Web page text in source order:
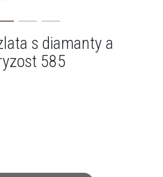
s diamanty a
585